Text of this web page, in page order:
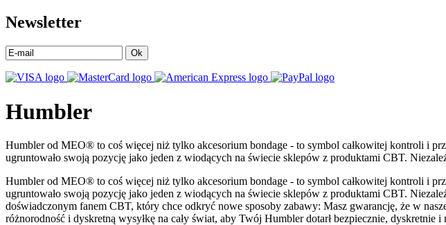
Newsletter
Ok
Humbler
Humbler od MEO® to coś więcej niż tylko akcesorium bondage - to symbol całkowitej kontroli i
ugruntowało swoją pozycję jako jeden z wiodących na świecie sklepów z produktami CBT.
Humbler od MEO® to coś więcej niż tylko akcesorium bondage - to symbol całkowitej kontroli i
ugruntowało swoją pozycję jako jeden z wiodących na świecie sklepów z produktami CBT.
doświadczonym fanem CBT, który chce odkryć nowe sposoby zabawy: Masz gwarancję, że w
różnorodność i dyskretną wysyłkę na cały świat, aby Twój Humbler dotarł bezpiecznie, dyskretnie i